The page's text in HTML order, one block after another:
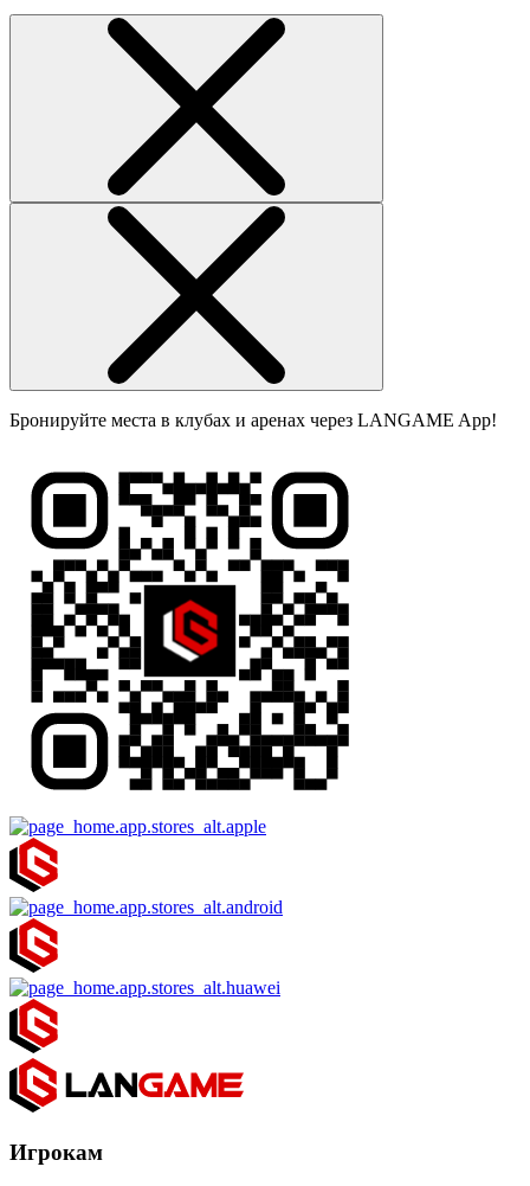
Бронируйте места в клубах и аренах через LANGAME App!
Игрокам